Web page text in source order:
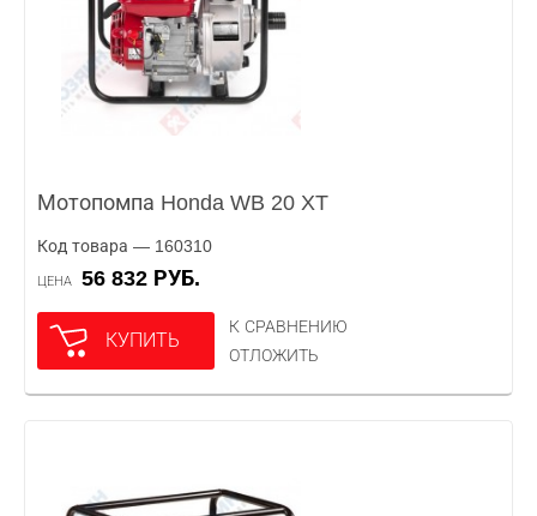
Мотопомпа Honda WB 20 XT
Код товара — 160310
ЦЕНА 56 832 РУБ.
КУПИТЬ
К СРАВНЕНИЮ
ОТЛОЖИТЬ